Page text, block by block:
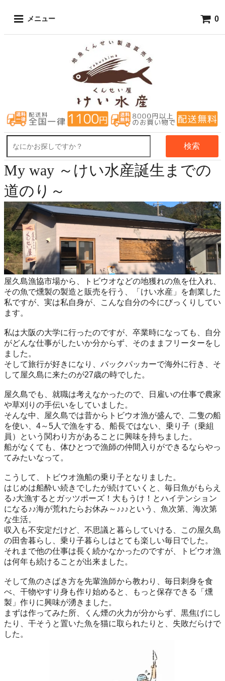
メニュー 0
検索
My way ～けい水産誕生までの
道のり～
屋久島漁協市場から、トビウオなどの地獲れの魚を仕入れ、
その魚で燻製の製造と販売を行う、「けい水産」を創業した
私ですが、実は私自身が、こんな自分の今にびっくりしてい
ます。
私は大阪の大学に行ったのですが、卒業時になっても、自分
がどんな仕事がしたいか分からず、そのままフリーターをし
ました。
そして旅行が好きになり、バックパッカーで海外に行き、そ
して屋久島に来たのが27歳の時でした。
屋久島でも、就職は考えなかったので、日雇いの仕事で農家
や草刈りの手伝いをしていました。
そんな中、屋久島では昔からトビウオ漁が盛んで、二隻の船
を使い、4～5人で漁をする、船長ではない、乗り子（乗組
員）という関わり方があることに興味を持ちました。
船がなくても、体ひとつで漁師の仲間入りができるならやっ
てみたいなって。
こうして、トビウオ漁船の乗り子となりました。
はじめは船酔い続きでしたが続けていくと、毎日魚がもらえ
る♪大漁するとガッツポーズ！大もうけ！とハイテンション
になる♪♪海が荒れたらお休み～♪♪♪という、魚次第、海次第
な生活。
収入も不安定だけど、不思議と暮らしていける、この屋久島
の田舎暮らし、乗り子暮らしはとても楽しい毎日でした。
それまで他の仕事は長く続かなかったのですが、トビウオ漁
は何年も続けることが出来ました。
そして魚のさばき方を先輩漁師から教わり、毎日刺身を食
べ、干物やすり身も作り始めると、もっと保存できる「燻
製」作りに興味が湧きました。
まずは作ってみた所、くん煙の火力が分からず、黒焦げにし
たり、干そうと置いた魚を猫に取られたりと、失敗だらけで
した。